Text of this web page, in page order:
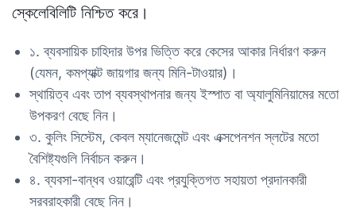
স্কেলেবিলিটি নিশ্চিত করে।
১. ব্যবসায়িক চাহিদার উপর ভিত্তি করে কেসের আকার নির্ধারণ করুন
(যেমন, কমপ্যাক্ট জায়গার জন্য মিনি-টাওয়ার)।
স্থায়িত্ব এবং তাপ ব্যবস্থাপনার জন্য ইস্পাত বা অ্যালুমিনিয়ামের মতো
উপকরণ বেছে নিন।
৩. কুলিং সিস্টেম, কেবল ম্যানেজমেন্ট এবং এক্সপেনশন স্লটের মতো
বৈশিষ্ট্যগুলি নির্বাচন করুন।
৪. ব্যবসা-বান্ধব ওয়ারেন্টি এবং প্রযুক্তিগত সহায়তা প্রদানকারী
সরবরাহকারী বেছে নিন।